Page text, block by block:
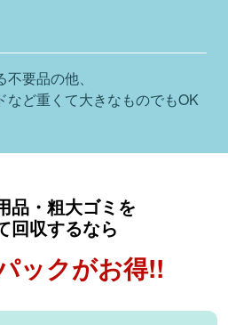
要品の他、
など重くて⼤きなものでもOK
品・粗⼤ゴミを
回収するなら
ックがお得!!